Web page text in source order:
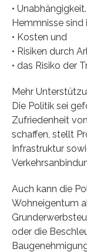
• Unabhängigkeit.
Hemmnisse sind
• Kosten und
• Risiken durch
• das Risiko der
Mehr
Die Politik sei
Zufriedenheit
schaffen, stellt
Infrastruktur
Auch kann die
Wohneigentum
oder die